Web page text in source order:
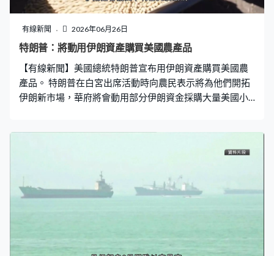
禁酒令，減低健康風險。周五起中午至翌日清晨禁止民眾
在公眾地方飲酒，傍晚起禁止外賣酒精飲品。 熱浪正逐漸
東移至德國、捷克、波蘭等國家，德國可能升至40度，科
隆在已經38度的街道上設有噴水裝置。荷蘭阿姆斯特丹的
運河及海濱逼滿人，當地發出歷來首個紅色高溫預警，至
少維持至星期六。
有線新聞 2026年06月26日
特朗普：將動用伊朗資產購買美國農產品
【有線新聞】美國總統特朗普宣布用伊朗資產購買美國農
產品。 特朗普在白宮出席活動時向農民表示將為他們開拓
伊朗新市場，華府將會動用部分伊朗資金採購大量美國小
政部駐卡塔爾的官員負責監管。伊朗國會議長卡利巴夫反
駁稱美國說法不實。